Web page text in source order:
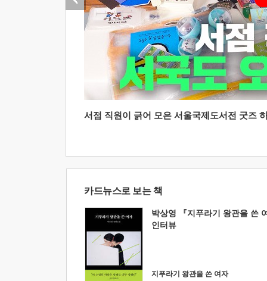
서점 직원이 긁어 모은 서울국제도서전 굿즈
카드뉴스로 보는 책
박상영 『지푸라기 왕관을 쓴
인터뷰
지푸라기 왕관을 쓴 여자